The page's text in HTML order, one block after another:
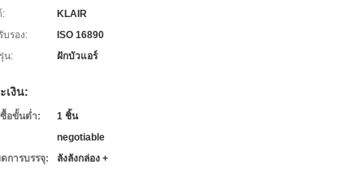
:
KLAIR
บรอง:
ISO 16890
น:
ฝักบัวแอร์
เงิน:
อขั้นต่ำ:
1 ชิ้น
negotiable
การบรรจุ:
ลังลังกล่อง +